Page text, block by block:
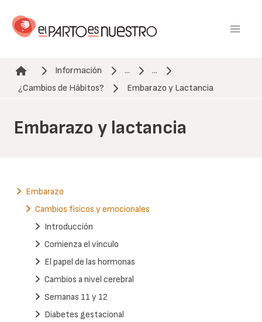
contenido
Ruta de navegación
Información ...
...
¿Cambios de Hábitos?
Embarazo y Lactancia
Embarazo y lactancia
Embarazo
Cambios físicos y emocionales
Introducción
Comienza el vínculo
El papel de las hormonas
Cambios a nivel cerebral
Semanas 11 y 12
Diabetes gestacional